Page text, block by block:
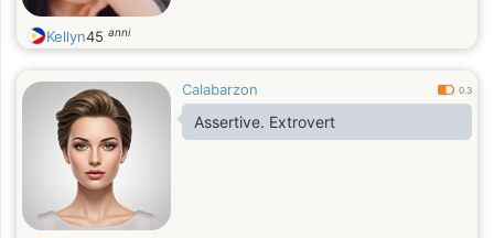
Kellyn45 anni
Calabarzon 0.3
Assertive. Extrovert